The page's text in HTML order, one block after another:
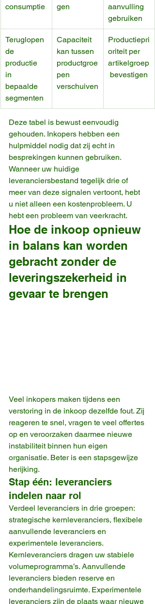
consumptie
gen
aanvulling
gebruiken
Teruglopen
de
productie
in
bepaalde
segmenten
Capaciteit
kan tussen
productgroe
pen
verschuiven
Productiepri
oriteit per
artikelgroep
bevestigen
Deze tabel is bewust eenvoudig
gehouden. Inkopers hebben een
hulpmiddel nodig dat zij echt in
besprekingen kunnen gebruiken.
Wanneer uw huidige
leveranciersbestand tegelijk drie of
meer van deze signalen vertoont, hebt
u niet alleen een kostenprobleem. U
hebt een probleem van veerkracht.
Hoe de inkoop opnieuw
in balans kan worden
gebracht zonder de
leveringszekerheid in
gevaar te brengen
Veel inkopers maken tijdens een
verstoring in de inkoop dezelfde fout. Zij
reageren te snel, vragen te veel offertes
op en veroorzaken daarmee nieuwe
instabiliteit binnen hun eigen
organisatie. Beter is een stapsgewijze
herijking.
Stap één: leveranciers
indelen naar rol
Verdeel leveranciers in drie groepen:
strategische kernleveranciers, flexibele
aanvullende leveranciers en
experimentele leveranciers.
Kernleveranciers dragen uw stabiele
volumeprogramma’s. Aanvullende
leveranciers bieden reserve en
onderhandelingsruimte. Experimentele
leveranciers zijn de plaats waar nieuwe